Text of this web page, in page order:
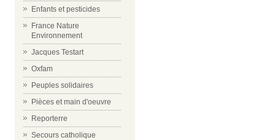
Enfants et pesticides
France Nature
Environnement
Jacques Testart
Oxfam
Peuples solidaires
Pièces et main d'oeuvre
Reporterre
Secours catholique